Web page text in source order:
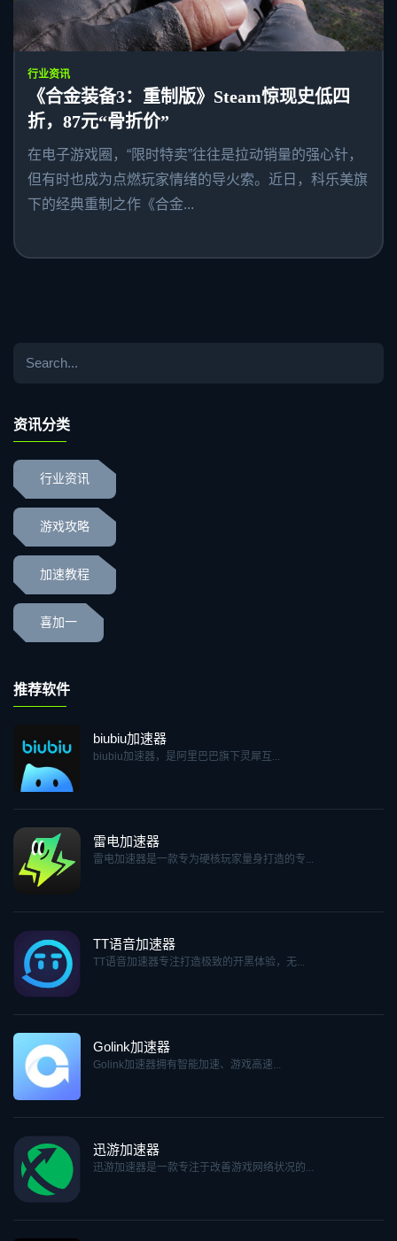
行业资讯
《合金装备3：重制版》Steam惊现史低四
折，87元“骨折价”
在电子游戏圈，“限时特卖”往往是拉动销量的强心针，
但有时也成为点燃玩家情绪的导火索。近日，科乐美旗
下的经典重制之作《合金...
资讯分类
行业资讯
游戏攻略
加速教程
喜加一
推荐软件
biubiu加速器
biubiu加速器，是阿里巴巴旗下灵犀互...
雷电加速器
雷电加速器是一款专为硬核玩家量身打造的专...
TT语音加速器
TT语音加速器专注打造极致的开黑体验，无...
Golink加速器
Golink加速器拥有智能加速、游戏高速...
迅游加速器
迅游加速器是一款专注于改善游戏网络状况的...